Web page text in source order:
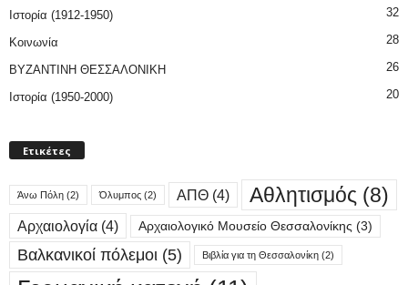
Ιστορία (1912-1950) 32
Κοινωνία 28
ΒΥΖΑΝΤΙΝΗ ΘΕΣΣΑΛΟΝΙΚΗ 26
Ιστορία (1950-2000) 20
Ετικέτες
Άνω Πόλη (2) Όλυμπος (2) ΑΠΘ (4) Αθλητισμός (8)
Αρχαιολογία (4) Αρχαιολογικό Μουσείο Θεσσαλονίκης (3)
Βαλκανικοί πόλεμοι (5) Βιβλία για τη Θεσσαλονίκη (2)